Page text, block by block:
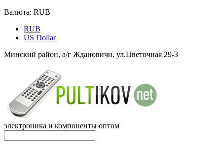
Валюта: RUB
RUB
US Dollar
Минский район, а/г Ждановичи, ул.Цветочная 29-3
электроника и компоненты оптом